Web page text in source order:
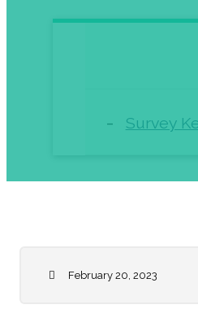
Survey
February 20, 2023